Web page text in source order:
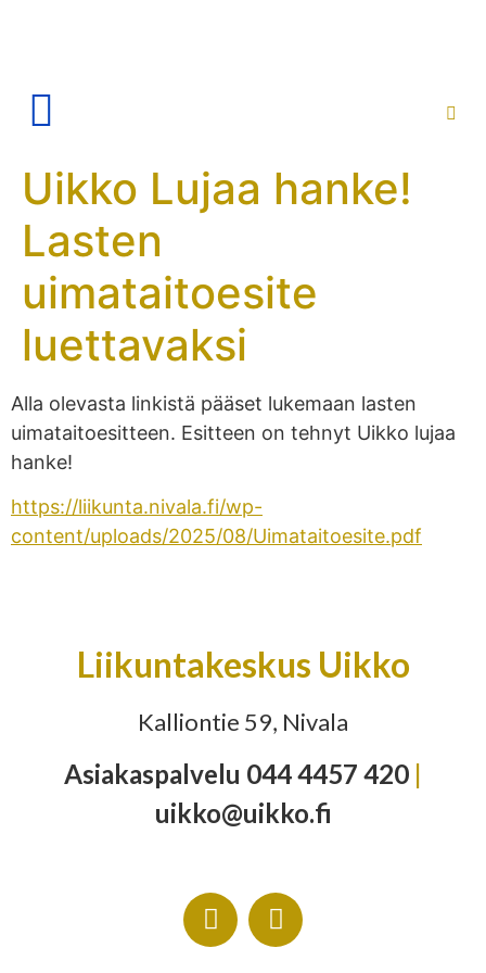
Uikko Lujaa hanke!
Lasten
uimataitoesite
luettavaksi
Alla olevasta linkistä pääset lukemaan lasten
uimataitoesitteen. Esitteen on tehnyt Uikko lujaa
hanke!
https://liikunta.nivala.fi/wp-
content/uploads/2025/08/Uimataitoesite.pdf
Liikuntakeskus Uikko
Kalliontie 59, Nivala
Asiakaspalvelu 044 4457 420 |
uikko@uikko.fi